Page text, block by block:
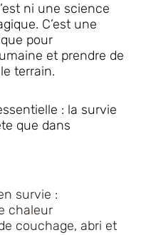
ni une science
C’est une
pour
et prendre de
terrain.
: la survie
que dans
survie :
chaleur
couchage, abri et